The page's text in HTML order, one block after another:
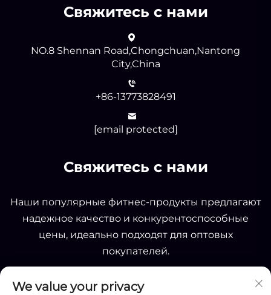
Свяжитесь с нами
NO.8 Shennan Road,Chongchuan,Nantong
City,China
+86-13773828491
[email protected]
Свяжитесь с нами
Наши популярные фитнес-продукты предлагают
надежное качество и конкурентоспособные
цены, идеально подходят для оптовых
покупателей.
We value your privacy